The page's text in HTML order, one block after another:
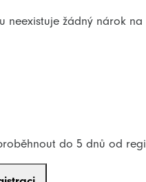
neexistuje žádný nárok
do 5 dnů od